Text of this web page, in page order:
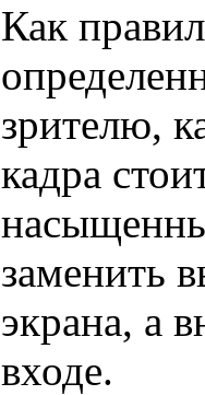
Как
зрителю,
кадра
заменить
экрана, а
входе.